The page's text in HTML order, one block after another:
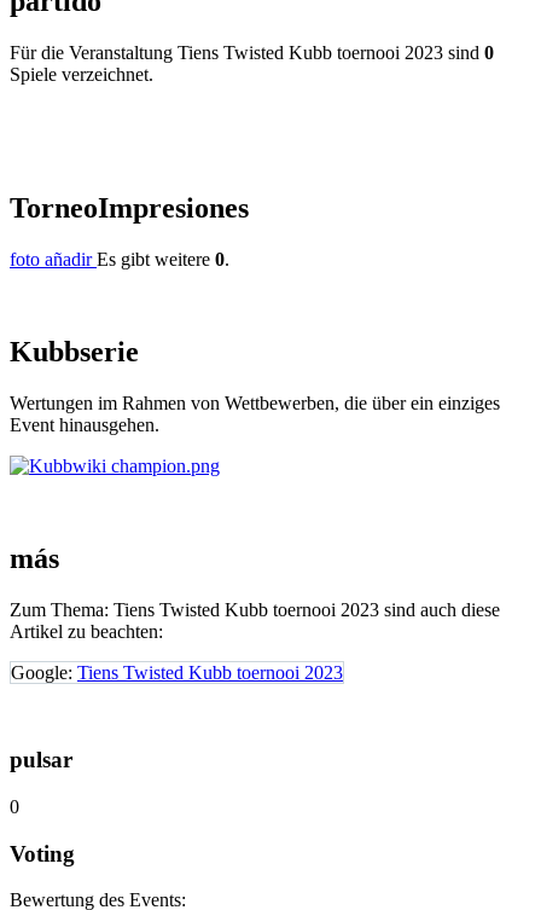
Für die Veranstaltung Tiens Twisted Kubb toernooi 2023 sind 0
Spiele verzeichnet.
TorneoImpresiones
foto añadirEs gibt weitere 0.
Kubbserie
Wertungen im Rahmen von Wettbewerben, die über ein einziges
Event hinausgehen.
más
Zum Thema: Tiens Twisted Kubb toernooi 2023 sind auch diese
Artikel zu beachten:
Google: Tiens Twisted Kubb toernooi 2023
pulsar
0
Voting
Bewertung des Events: